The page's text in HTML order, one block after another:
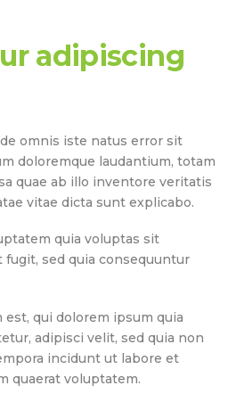
adipiscing
omnis iste natus error sit
doloremque laudantium, totam
quae ab illo inventore veritatis
vitae dicta sunt explicabo.
quia voluptas sit
sed quia consequuntur
est, qui dolorem ipsum quia
adipisci velit, sed quia non
incidunt ut labore et
quaerat voluptatem.